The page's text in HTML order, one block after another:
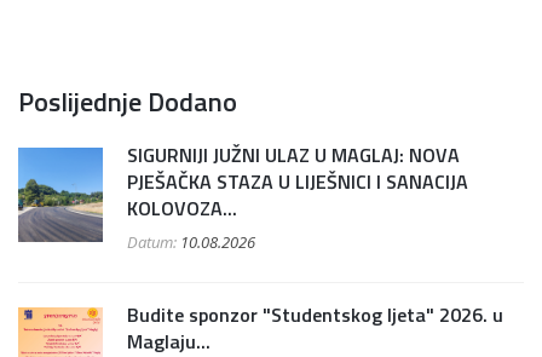
Poslijednje Dodano
SIGURNIJI JUŽNI ULAZ U MAGLAJ: NOVA
PJEŠAČKA STAZA U LIJEŠNICI I SANACIJA
KOLOVOZA...
Datum: 10.08.2026
Budite sponzor "Studentskog ljeta" 2026. u
Maglaju...